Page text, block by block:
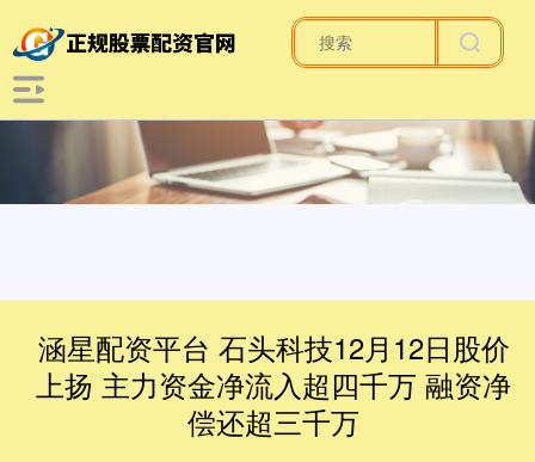
涵星配资平台 石头科技12月12日股价
上扬 主力资金净流入超四千万 融资净
偿还超三千万